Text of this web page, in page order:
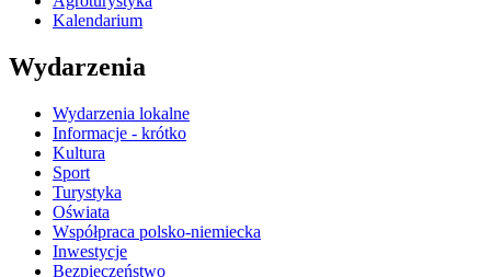
Kalendarium
Wydarzenia
Wydarzenia lokalne
Informacje - krótko
Kultura
Sport
Turystyka
Oświata
Współpraca polsko-niemiecka
Inwestycje
Bezpieczeństwo